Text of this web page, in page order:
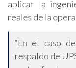
aplicar la
reales de la
“En el caso
respaldo de